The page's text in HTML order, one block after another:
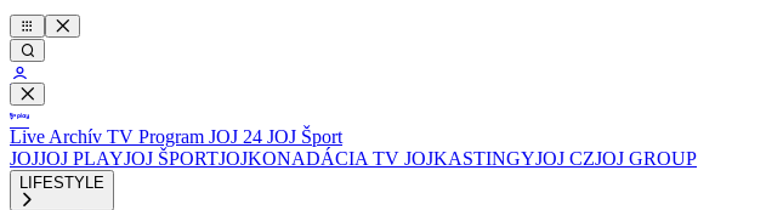
Live Archív TV Program JOJ 24 JOJ Šport
JOJJOJ PLAYJOJ ŠPORTJOJKONADÁCIA TV JOJKASTINGYJOJ CZJOJ GROUP
LIFESTYLE